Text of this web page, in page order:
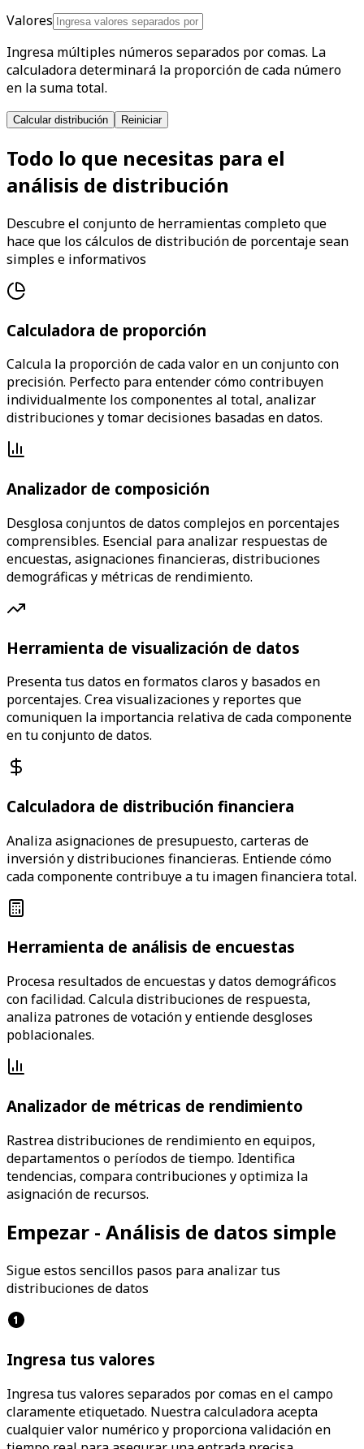
Valores
Ingresa múltiples números separados por comas. La
calculadora determinará la proporción de cada número
en la suma total.
Calcular distribución Reiniciar
Todo lo que necesitas para el
análisis de distribución
Descubre el conjunto de herramientas completo que
hace que los cálculos de distribución de porcentaje sean
simples e informativos
Calculadora de proporción
Calcula la proporción de cada valor en un conjunto con
precisión. Perfecto para entender cómo contribuyen
individualmente los componentes al total, analizar
distribuciones y tomar decisiones basadas en datos.
Analizador de composición
Desglosa conjuntos de datos complejos en porcentajes
comprensibles. Esencial para analizar respuestas de
encuestas, asignaciones financieras, distribuciones
demográficas y métricas de rendimiento.
Herramienta de visualización de datos
Presenta tus datos en formatos claros y basados en
porcentajes. Crea visualizaciones y reportes que
comuniquen la importancia relativa de cada componente
en tu conjunto de datos.
Calculadora de distribución financiera
Analiza asignaciones de presupuesto, carteras de
inversión y distribuciones financieras. Entiende cómo
cada componente contribuye a tu imagen financiera total.
Herramienta de análisis de encuestas
Procesa resultados de encuestas y datos demográficos
con facilidad. Calcula distribuciones de respuesta,
analiza patrones de votación y entiende desgloses
poblacionales.
Analizador de métricas de rendimiento
Rastrea distribuciones de rendimiento en equipos,
departamentos o períodos de tiempo. Identifica
tendencias, compara contribuciones y optimiza la
asignación de recursos.
Empezar - Análisis de datos simple
Sigue estos sencillos pasos para analizar tus
distribuciones de datos
Ingresa tus valores
Ingresa tus valores separados por comas en el campo
claramente etiquetado. Nuestra calculadora acepta
cualquier valor numérico y proporciona validación en